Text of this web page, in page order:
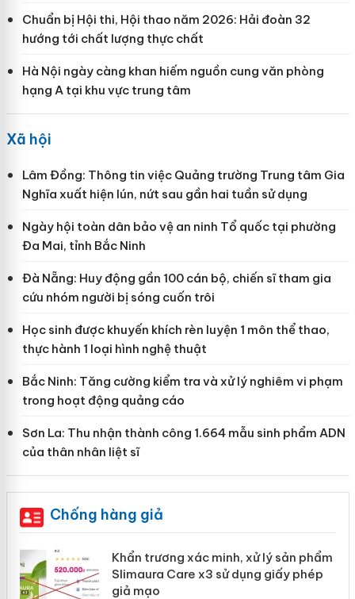
Chuẩn bị Hội thi, Hội thao năm 2026: Hải đoàn 32
hướng tới chất lượng thực chất
Hà Nội ngày càng khan hiếm nguồn cung văn phòng
hạng A tại khu vực trung tâm
Xã hội
Lâm Đồng: Thông tin việc Quảng trường Trung tâm Gia
Nghĩa xuất hiện lún, nứt sau gần hai tuần sử dụng
Ngày hội toàn dân bảo vệ an ninh Tổ quốc tại phường
Đa Mai, tỉnh Bắc Ninh
Đà Nẵng: Huy động gần 100 cán bộ, chiến sĩ tham gia
cứu nhóm người bị sóng cuốn trôi
Học sinh được khuyến khích rèn luyện 1 môn thể thao,
thực hành 1 loại hình nghệ thuật
Bắc Ninh: Tăng cường kiểm tra và xử lý nghiêm vi phạm
trong hoạt động quảng cáo
Sơn La: Thu nhận thành công 1.664 mẫu sinh phẩm ADN
của thân nhân liệt sĩ
Chống hàng giả
Khẩn trương xác minh, xử lý sản phẩm
Slimaura Care x3 sử dụng giấy phép
giả mạo